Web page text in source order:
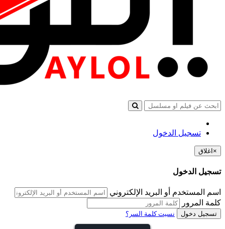
تسجيل الدخول
× اغلاق
تسجيل الدخول
اسم المستخدم أو البريد الإلكتروني
كلمة المرور
تسجيل دخول نسيت كلمة السر؟